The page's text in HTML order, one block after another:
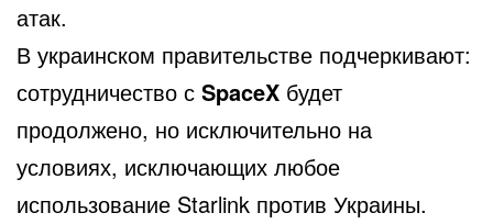
атак.
В украинском правительстве подчеркивают:
сотрудничество с SpaceX будет
продолжено, но исключительно на
условиях, исключающих любое
использование Starlink против Украины.